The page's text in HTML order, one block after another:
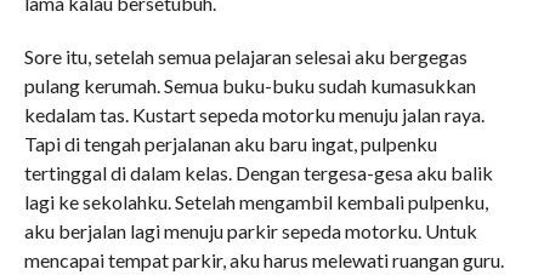
Sore itu, setelah semua pelajaran selesai aku bergegas
pulang kerumah. Semua buku-buku sudah kumasukkan
kedalam tas. Kustart sepeda motorku menuju jalan raya.
Tapi di tengah perjalanan aku baru ingat, pulpenku
tertinggal di dalam kelas. Dengan tergesa-gesa aku balik
lagi ke sekolahku. Setelah mengambil kembali pulpenku,
aku berjalan lagi menuju parkir sepeda motorku. Untuk
mencapai tempat parkir, aku harus melewati ruangan guru.